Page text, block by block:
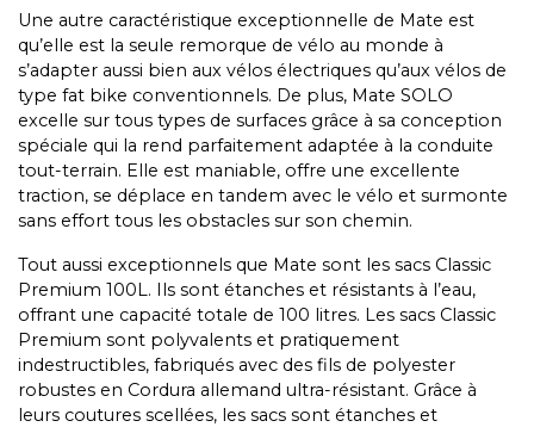
Une autre caractéristique exceptionnelle de Mate est
qu’elle est la seule remorque de vélo au monde à
s’adapter aussi bien aux vélos électriques qu’aux vélos de
type fat bike conventionnels. De plus, Mate SOLO
excelle sur tous types de surfaces grâce à sa conception
spéciale qui la rend parfaitement adaptée à la conduite
tout-terrain. Elle est maniable, offre une excellente
traction, se déplace en tandem avec le vélo et surmonte
sans effort tous les obstacles sur son chemin.
Tout aussi exceptionnels que Mate sont les sacs Classic
Premium 100L. Ils sont étanches et résistants à l’eau,
offrant une capacité totale de 100 litres. Les sacs Classic
Premium sont polyvalents et pratiquement
indestructibles, fabriqués avec des fils de polyester
robustes en Cordura allemand ultra-résistant. Grâce à
leurs coutures scellées, les sacs sont étanches et